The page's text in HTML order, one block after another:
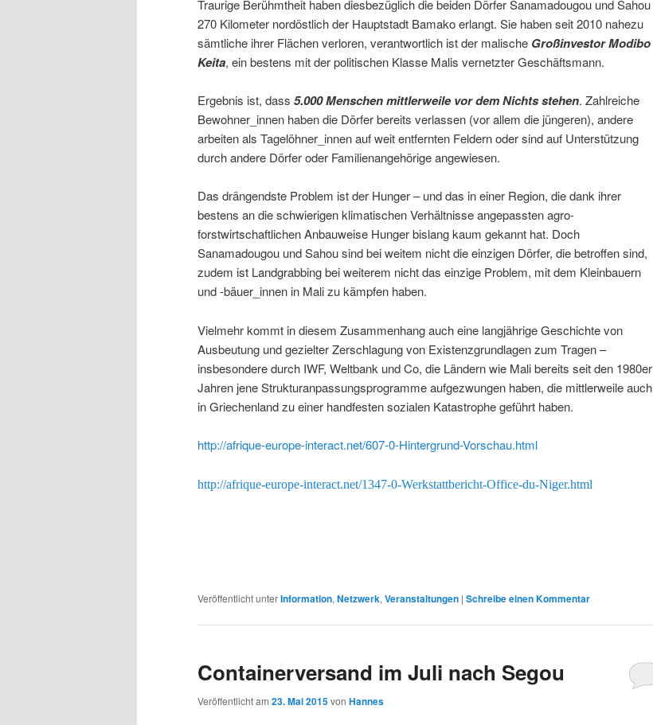
Traurige Berühmtheit haben diesbezüglich die beiden Dörfer Sanamadougou und Sahou
270 Kilometer nordöstlich der Hauptstadt Bamako erlangt. Sie haben seit 2010 nahezu
sämtliche ihrer Flächen verloren, verantwortlich ist der malische Großinvestor Modibo
Keita, ein bestens mit der politischen Klasse Malis vernetzter Geschäftsmann.
Ergebnis ist, dass 5.000 Menschen mittlerweile vor dem Nichts stehen. Zahlreiche
Bewohner_innen haben die Dörfer bereits verlassen (vor allem die jüngeren), andere
arbeiten als Tagelöhner_innen auf weit entfernten Feldern oder sind auf Unterstützung
durch andere Dörfer oder Familienangehörige angewiesen.
Das drängendste Problem ist der Hunger – und das in einer Region, die dank ihrer
bestens an die schwierigen klimatischen Verhältnisse angepassten agro-
forstwirtschaftlichen Anbauweise Hunger bislang kaum gekannt hat. Doch
Sanamadougou und Sahou sind bei weitem nicht die einzigen Dörfer, die betroffen sind,
zudem ist Landgrabbing bei weiterem nicht das einzige Problem, mit dem Kleinbauern
und -bäuer_innen in Mali zu kämpfen haben.
Vielmehr kommt in diesem Zusammenhang auch eine langjährige Geschichte von
Ausbeutung und gezielter Zerschlagung von Existenzgrundlagen zum Tragen –
insbesondere durch IWF, Weltbank und Co, die Ländern wie Mali bereits seit den 1980er
Jahren jene Strukturanpassungsprogramme aufgezwungen haben, die mittlerweile auch
in Griechenland zu einer handfesten sozialen Katastrophe geführt haben.
http://afrique-europe-interact.net/607-0-Hintergrund-Vorschau.html
http://afrique-europe-interact.net/1347-0-Werkstattbericht-Office-du-Niger.html
Veröffentlicht unterInformation, Netzwerk, Veranstaltungen | Schreibe einen Kommentar
Containerversand im Juli nach Segou
Veröffentlicht am 23. Mai 2015von Hannes